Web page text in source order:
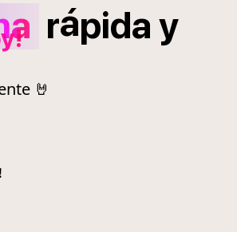
rápida y
🤘